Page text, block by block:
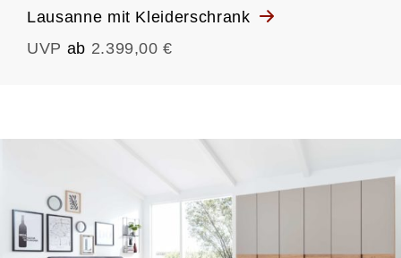
Lausanne mit Kleiderschrank
UVP ab 2.399,00 €